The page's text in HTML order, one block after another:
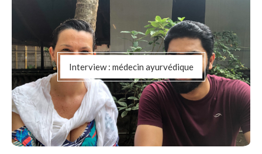
Interview : médecin ayurvédique